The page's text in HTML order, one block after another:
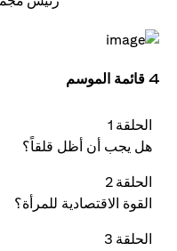
4 قائمة الموسم
الحلقة 1
هل يجب أن أظل قلقاً؟
الحلقة 2
القوة الاقتصادية للمرأة؟
الحلقة 3